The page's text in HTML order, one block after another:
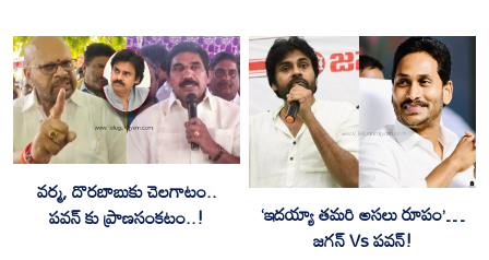
వర్మ, దొరబాబుకు చెలగాటం..
పవన్ కు ప్రాణసంకటం..! ‘ఇదయ్యా తమరి అసలు రూపం’…
జగన్ Vs పవన్!